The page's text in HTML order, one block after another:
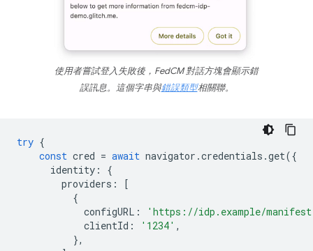
使用者嘗試登入失敗後，FedCM 對話方塊會顯示錯
誤訊息。這個字串與錯誤類型相關聯。
try {
const cred = await navigator .credentials .get({
identity :
{
providers :
[
{
configURL :
'https://idp.example/
clientId : '1234' ,
},